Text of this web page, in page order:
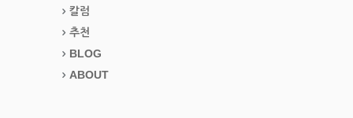
칼럼
추천
BLOG
ABOUT